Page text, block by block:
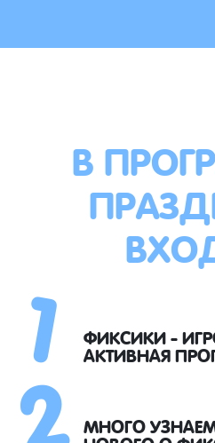
В
ФИКСИКИ -
АКТИВНАЯ
МНОГО